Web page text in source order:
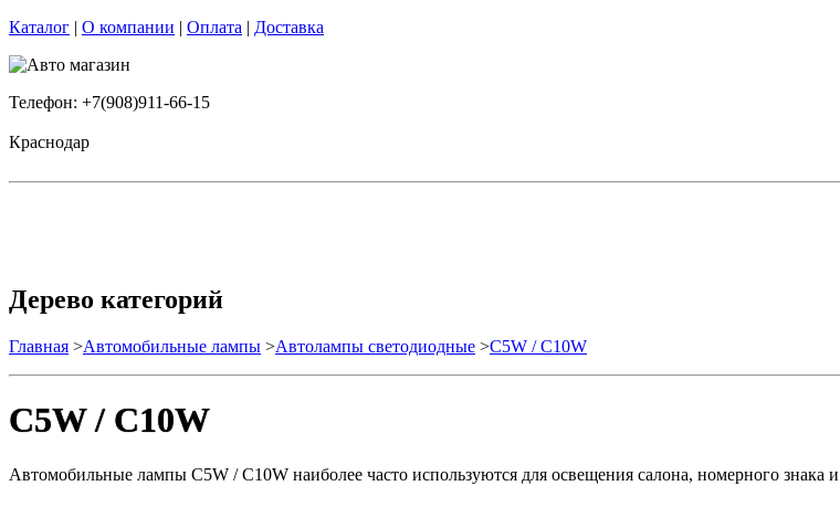
Каталог | О компании | Оплата | Доставка
Телефон: +7(908)911-66-15
Краснодар
Дерево категорий
Главная >Автомобильные лампы >Автолампы светодиодные >C5W / C10W
C5W / C10W
Автомобильные лампы C5W / C10W наиболее часто используются для освещения салона, номерного